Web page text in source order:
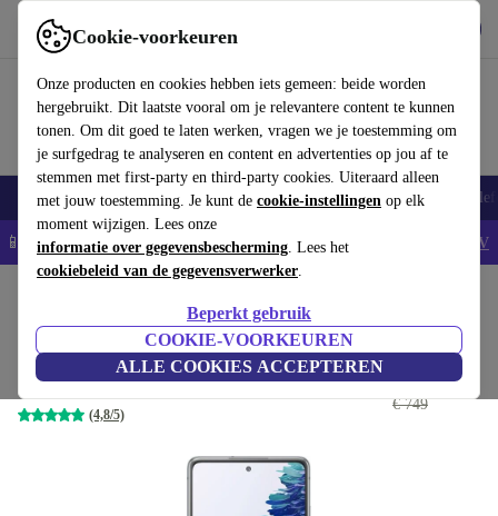
Cookie-voorkeuren
Onze producten en cookies hebben iets gemeen: beide worden
hergebruikt. Dit laatste vooral om je relevantere content te kunnen
tonen. Om dit goed te laten werken, vragen we je toestemming om
je surfgedrag te analyseren en content en advertenties op jou af te
stemmen met first-party en third-party cookies. Uiteraard alleen
met jouw toestemming. Je kunt de cookie-instellingen op elk
moment wijzigen. Lees onze
informatie over gegevensbescherming. Lees het
cookiebeleid van de gegevensverwerker.
Beperkt gebruik
COOKIE-VOORKEUREN
ALLE COOKIES ACCEPTEREN
Gebruik refurbed snel en eenvoudig
Smartphones Laptops Tablets Smartwatches Accessoires
📱5% EXTRA korting op alle iPhones – Code: IPHONEDEAL - AV
Samsung Galaxy S20 FE 5G
6 GB | 128 GB | Dual-SIM | cloud white
(4,8/5)
€ 171,06
€ 749